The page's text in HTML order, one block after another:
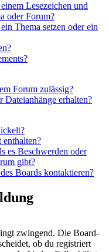
Lesezeichen und
oder Forum?
Thema setzen oder ein
Forum zulässig?
erhalten?
es Beschwerden oder
gibt?
Boards kontaktieren?
zwingend. Die Board-
ob du registriert